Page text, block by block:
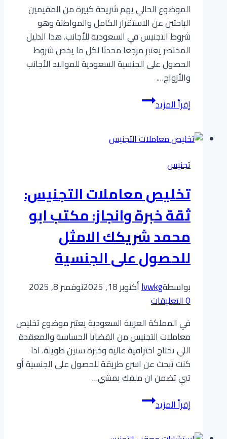
الموضوع الحالي يهم شريحة كبيرة من المقيمين
الباحثين عن الاستقرار الكامل والمواطنة وهو
شروط التجنيس في السعودية للأجانب. هذا الدليل
المختصر يعتبر مرجعا محدثا لكل ما يخص شروط
الحصول على الجنسية السعودية للمواليد الأجانب
والأزواج….
إقرأ المزيدشروط
التجنيس
السعودية
والخطوات
المحدثة
لعام
2025
مع
معقب
تجنيس
محترف
تجنيس
تخليص معاملات التجنيس:
ثقة خبرة وانجاز: مكتب ابو
محمد شريكك الامثل
للحصول على الجنسية
بواسطةlvwkgأكتوبر 18, 2025
نوفمبر 8, 2025
0 التعليقات
في المملكة العربية السعودية يعتبر موضوع تخليص
معاملات التجنيس من القضايا الحساسة والمعقدة
اللي تحتاج احترافية عالية وخبرة سنين طويلة. اذا
كنت تبحث عن اسرع طريقة للحصول على الجنسية أو
تبي تضمن ان ملفك يمشي…
إقرأ المزيدتخليص
معاملات